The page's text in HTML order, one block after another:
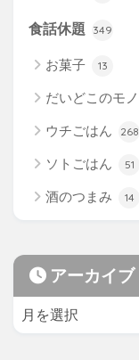
食話休題 349
お菓子 13
だいどこのモノ
ウチごはん 268
ソトごはん 51
酒のつまみ 14
アーカイブ